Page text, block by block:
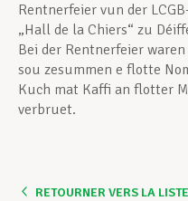
Rentnerfeier vun der
„Hall de la Chiers“ zu
Bei der Rentnerfeier
sou zesummen e flotte
Kuch mat Kaffi an flotter
verbruet.
RETOURNER VERS LA LISTE